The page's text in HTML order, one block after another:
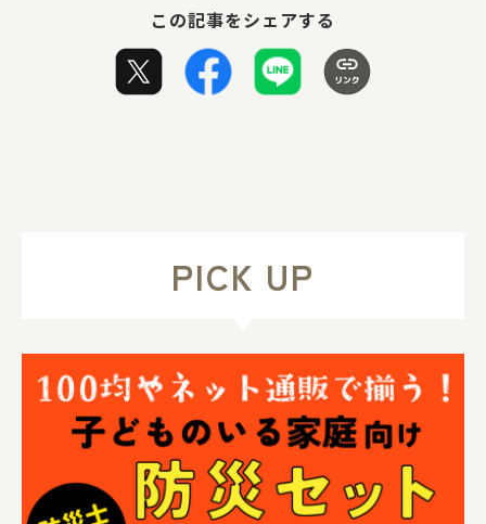
この記事をシェアする
PICK UP